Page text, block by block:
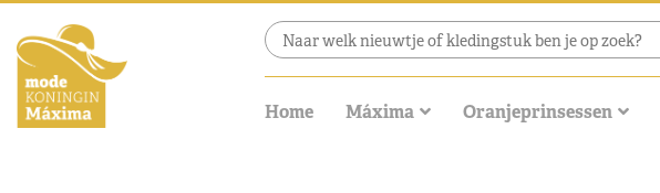
Home Máxima Oranjeprinsessen